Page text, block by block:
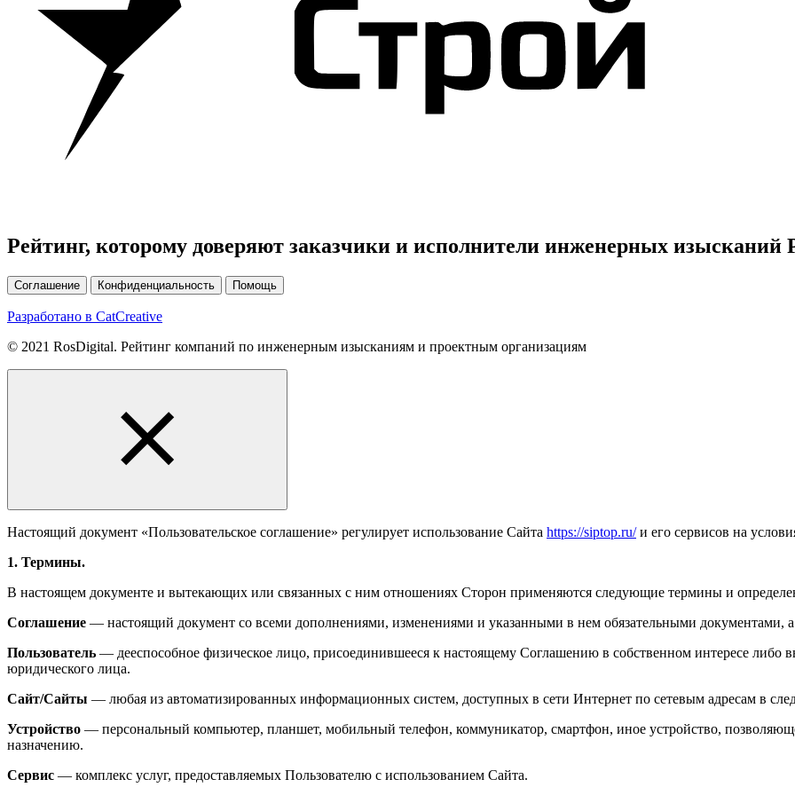
Рейтинг, которому доверяют заказчики и исполнители инженерных изысканий
Соглашение Конфиденциальность Помощь
Разработано в CatCreative
© 2021 RosDigital. Рейтинг компаний по инженерным изысканиям и проектным организациям
Настоящий документ «Пользовательское соглашение» регулирует использование Сайта https://siptop.ru/и его сервисов на
1. Термины.
В настоящем документе и вытекающих или связанных с ним отношениях Сторон применяются следующие термины и
Соглашение — настоящий документ со всеми дополнениями, изменениями и указанными в нем обязательными документами,
Пользователь — дееспособное физическое лицо, присоединившееся к настоящему Соглашению в собственном интересе либо
юридического лица.
Сайт/Сайты — любая из автоматизированных информационных систем, доступных в сети Интернет по сетевым адресам в
Устройство — персональный компьютер, планшет, мобильный телефон, коммуникатор, смартфон, иное устройство,
назначению.
Сервис — комплекс услуг, предоставляемых Пользователю с использованием Сайта.